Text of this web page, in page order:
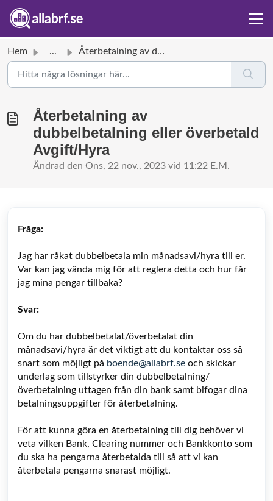
Hem ... Återbetalning av dubbelbetalning eller överbetald Avgift/...
Återbetalning av
dubbelbetalning eller överbetald
Avgift/Hyra
Ändrad den Ons, 22 nov., 2023 vid 11:22 E.M.
Fråga:
Jag har råkat dubbelbetala min månadsavi/hyra till er.
Var kan jag vända mig för att reglera detta och hur får
jag mina pengar tillbaka?
Svar:
Om du har dubbelbetalat/överbetalat din
månadsavi/hyra är det viktigt att du kontaktar oss så
snart som möjligt på boende@allabrf.se och skickar
underlag som tillstyrker din dubbelbetalning/
överbetalning uttagen från din bank samt bifogar dina
betalningsuppgifter för återbetalning.
För att kunna göra en återbetalning till dig behöver vi
veta vilken Bank, Clearing nummer och Bankkonto som
du ska ha pengarna återbetalda till så att vi kan
återbetala pengarna snarast möjligt.